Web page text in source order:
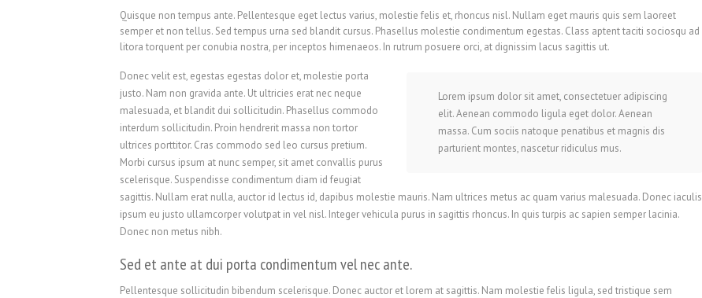
Quisque non tempus ante. Pellentesque eget lectus varius, molestie felis et, rhoncus nisl. Nullam eget mauris quis sem laoreet
semper et non tellus. Sed tempus urna sed blandit cursus. Phasellus molestie condimentum egestas. Class aptent taciti sociosqu ad
litora torquent per conubia nostra, per inceptos himenaeos. In rutrum posuere orci, at dignissim lacus sagittis ut.
Lorem ipsum dolor sit amet, consectetuer adipiscing
elit. Aenean commodo ligula eget dolor. Aenean
massa. Cum sociis natoque penatibus et magnis dis
parturient montes, nascetur ridiculus mus.
Donec velit est, egestas egestas dolor et, molestie porta
justo. Nam non gravida ante. Ut ultricies erat nec neque
malesuada, et blandit dui sollicitudin. Phasellus commodo
interdum sollicitudin. Proin hendrerit massa non tortor
ultrices porttitor. Cras commodo sed leo cursus pretium.
Morbi cursus ipsum at nunc semper, sit amet convallis purus
scelerisque. Suspendisse condimentum diam id feugiat
sagittis. Nullam erat nulla, auctor id lectus id, dapibus molestie mauris. Nam ultrices metus ac quam varius malesuada. Donec iaculis
ipsum eu justo ullamcorper volutpat in vel nisl. Integer vehicula purus in sagittis rhoncus. In quis turpis ac sapien semper lacinia.
Donec non metus nibh.
Sed et ante at dui porta condimentum vel nec ante.
Pellentesque sollicitudin bibendum scelerisque. Donec auctor et lorem at sagittis. Nam molestie felis ligula, sed tristique sem